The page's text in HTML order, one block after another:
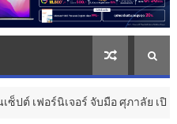
เจอร์ จับมือ ศุภาลัย เปิด “Supalai